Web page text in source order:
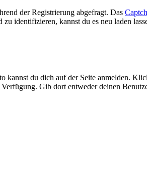
der Registrierung abgefragt. Das
zu identifizieren, kannst du es neu laden
kannst du dich auf der Seite anmelden.
Gib dort entweder deinen